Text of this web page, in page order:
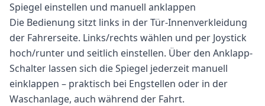
Spiegel einstellen und manuell anklappen
Die Bedienung sitzt links in der Tür-Innenverkleidung
der Fahrerseite. Links/rechts wählen und per Joystick
hoch/runter und seitlich einstellen. Über den Anklapp-
Schalter lassen sich die Spiegel jederzeit manuell
einklappen – praktisch bei Engstellen oder in der
Waschanlage, auch während der Fahrt.